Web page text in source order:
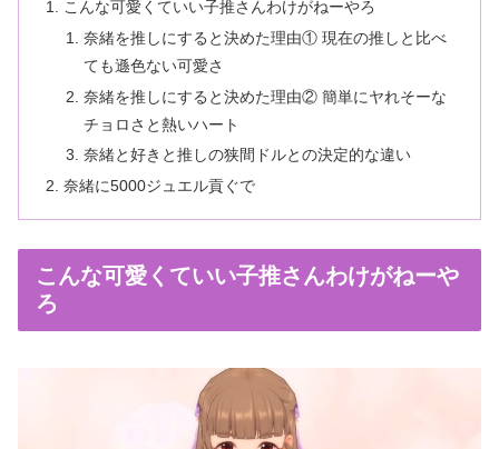
こんな可愛くていい子推さんわけがねーやろ
奈緒を推しにすると決めた理由① 現在の推しと比べ
ても遜色ない可愛さ
奈緒を推しにすると決めた理由② 簡単にヤれそーな
チョロさと熱いハート
奈緒と好きと推しの狭間ドルとの決定的な違い
奈緒に5000ジュエル貢ぐで
こんな可愛くていい子推さんわけがねーや
ろ